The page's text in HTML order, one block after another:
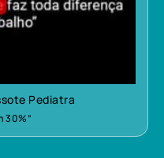
Pediatra
30%”